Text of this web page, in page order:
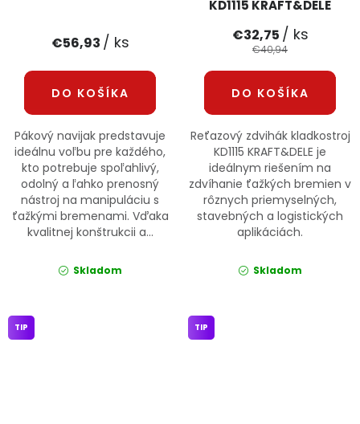
€56,93 / ks
DO KOŠÍKA
Pákový navijak predstavuje
ideálnu voľbu pre každého,
kto potrebuje spoľahlivý,
odolný a ľahko prenosný
nástroj na manipuláciu s
ťažkými bremenami. Vďaka
kvalitnej konštrukcii a...
Skladom
KD1115 KRAFT&DELE
€32,75 / ks
€40,94
DO KOŠÍKA
Reťazový zdvihák kladkostroj
KD1115 KRAFT&DELE je
ideálnym riešením na
zdvíhanie ťažkých bremien v
rôznych priemyselných,
stavebných a logistických
aplikáciách.
Skladom
TIP TIP